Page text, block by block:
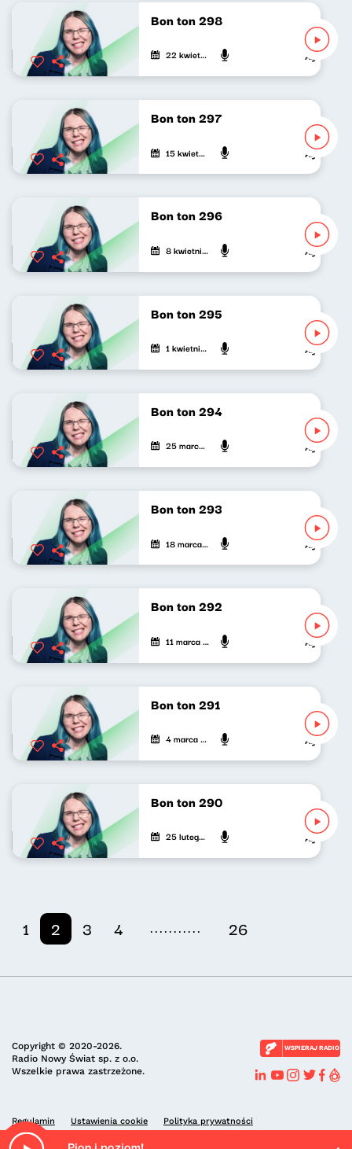
Bon ton 298
22 kwietnia 2026 Agnieszka
Bon ton 297
15 kwietnia 2026 Agnieszka
Bon ton 296
8 kwietnia 2026 Agnieszka
Bon ton 295
1 kwietnia 2026 Agnieszka
Bon ton 294
25 marca 2026 Agnieszka
Bon ton 293
18 marca 2026 Agnieszka
Bon ton 292
11 marca 2026 Agnieszka
Bon ton 291
4 marca 2026 Agnieszka
Bon ton 290
25 lutego 2026 Agnieszka
1 2 3 4 ........... 26
Copyright © 2020-2026.
Radio Nowy Świat sp. z o.o.
Wszelkie prawa zastrzeżone.
WSPIERAJ RADIO
Regulamin Ustawienia cookie Polityka prywatności